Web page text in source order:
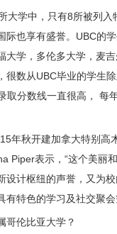
学中，只有8所被列入
际也享有盛誉。UBC的
大学，多伦多大学，麦
很数从UBC毕业的学生
取分数线一直很高， 每
年秋开建加拿大特别高
Piper表示，“这个美丽
设计枢纽的声誉，又为
有特色的学习及社交聚
哥伦比亚大学？